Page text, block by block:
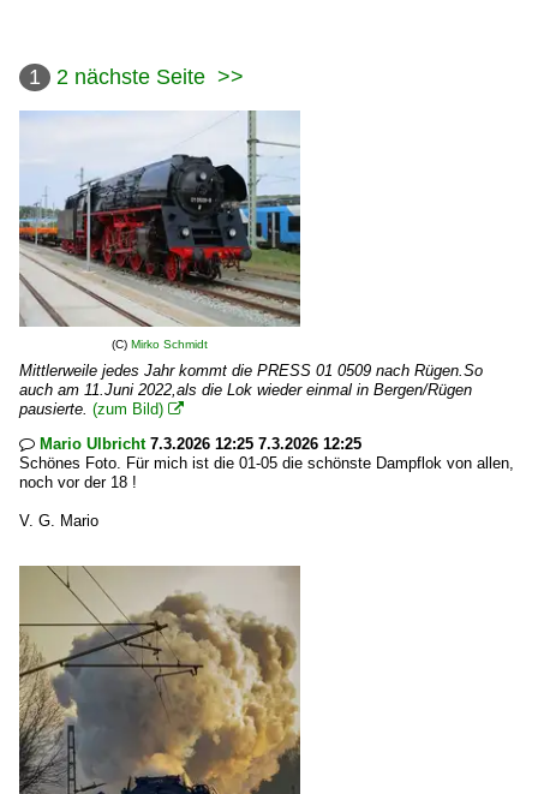
1 2 nächste Seite >>
(C) Mirko Schmidt
Mittlerweile jedes Jahr kommt die PRESS 01 0509 nach Rügen.So
auch am 11.Juni 2022,als die Lok wieder einmal in Bergen/Rügen
pausierte. (zum Bild) 
 Mario Ulbricht7.3.2026 12:25 7.3.2026 12:25
Schönes Foto. Für mich ist die 01-05 die schönste Dampflok von allen,
noch vor der 18 !
V. G. Mario